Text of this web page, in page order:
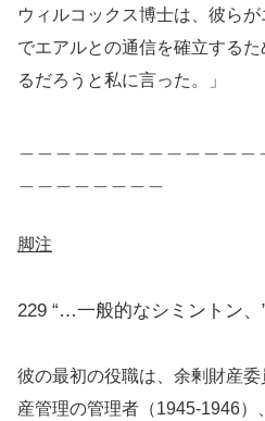
ウィルコックス博士は、彼ら
でエアルとの通信を確立する
るだろうと私に言った。」
脚注
229 “…一般的なシミントン
彼の最初の役職は、余剰財産
産管理の管理者（1945-1946